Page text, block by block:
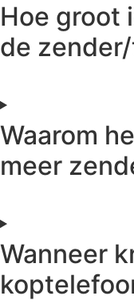
Hoe groot
de
Waarom
meer
Wanneer